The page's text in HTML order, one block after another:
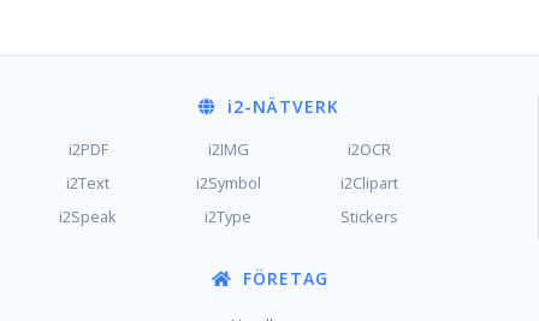
i2-NÄTVERK
i2PDF i2IMG
i2OCR
i2Text
i2Symbol
i2Clipart
i2Speak
i2Type Stickers
FÖRETAG